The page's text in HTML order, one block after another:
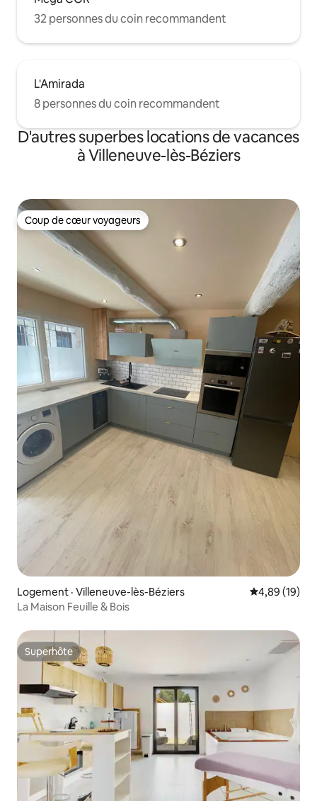
32 personnes du coin recommandent
L'Amirada
8 personnes du coin recommandent
D'autres superbes locations de vacances
à Villeneuve-lès-Béziers
Coup de cœur voyageurs
Coup de cœur voyageurs
Logement · Villeneuve-lès-Béziers Note
4,89 (19)
La Maison Feuille & Bois
Superhôte
Superhôte